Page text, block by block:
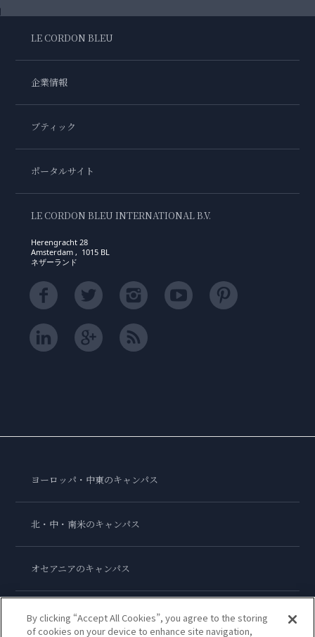
LE CORDON BLEU
企業情報
ブティック
ポータルサイト
LE CORDON BLEU INTERNATIONAL B.V.
Herengracht 28
Amsterdam , 1015 BL
ネザーランド
ヨーロッパ・中東のキャンパス
北・中・南米のキャンパス
オセアニアのキャンパス
アジアのキャンパス
By clicking “Accept All Cookies”, you agree to the storing
of cookies on your device to enhance site navigation,